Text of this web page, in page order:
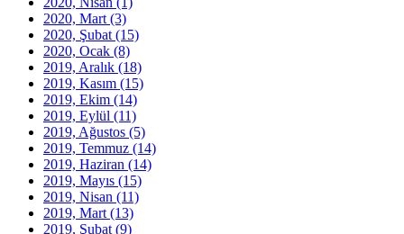
2020, Mart (3)
2020, Şubat (15)
2020, Ocak (8)
2019, Aralık (18)
2019, Kasım (15)
2019, Ekim (14)
2019, Eylül (11)
2019, Ağustos (5)
2019, Temmuz (14)
2019, Haziran (14)
2019, Mayıs (15)
2019, Nisan (11)
2019, Mart (13)
2019, Şubat (9)